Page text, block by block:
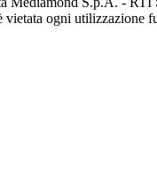
ogni utilizzazione